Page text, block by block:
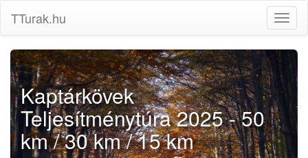
TTurak.hu
Kaptárkövek
Teljesítménytúra 2025 - 50
km / 30 km / 15 km